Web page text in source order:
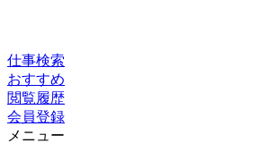
仕事検索
おすすめ
閲覧履歴
会員登録
メニュー